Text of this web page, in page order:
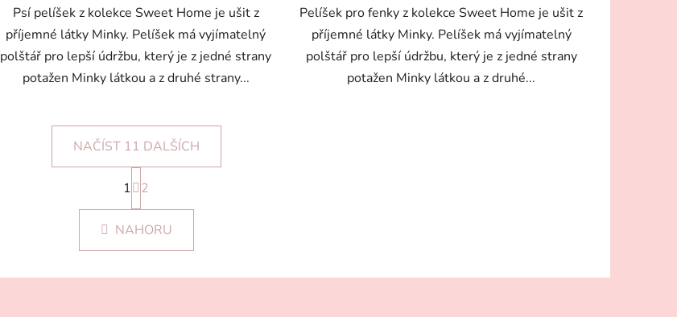
5
hvězdiček.
Psí pelíšek z kolekce Sweet Home je ušit z
příjemné látky Minky. Pelíšek má vyjímatelný
polštář pro lepší údržbu, který je z jedné strany
potažen Minky látkou a z druhé strany...
Pelíšek pro fenky z kolekce Sweet Home je ušit z
příjemné látky Minky. Pelíšek má vyjímatelný
polštář pro lepší údržbu, který je z jedné strany
potažen Minky látkou a z druhé...
O
v
l
á
a
NAČÍST 11 DALŠÍCH
S
t
r
n
k
v
1 2
NAHORU